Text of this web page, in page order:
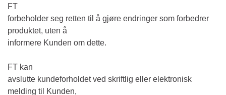
FT
forbeholder seg retten til å gjøre endringer som forbedrer
produktet, uten å
informere Kunden om dette.
FT kan
avslutte kundeforholdet ved skriftlig eller elektronisk
melding til Kunden,